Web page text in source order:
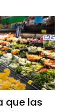
que las